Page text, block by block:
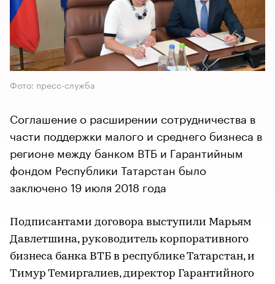
Фото: пресс-служба
Соглашение о расширении сотрудничества в
части поддержки малого и среднего бизнеса в
регионе между банком ВТБ и Гарантийным
фондом Республики Татарстан было
заключено 19 июля 2018 года
Подписантами договора выступили Марьям
Давлетшина, руководитель корпоративного
бизнеса банка ВТБ в республике Татарстан, и
Тимур Темиргалиев, директор Гарантийного